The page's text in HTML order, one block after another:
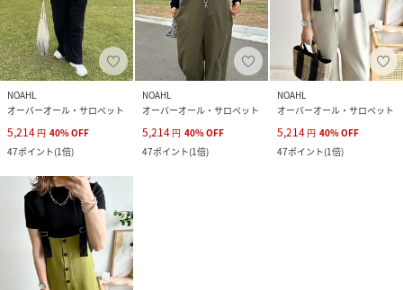
NOAHL
オーバーオール・サロペット
5,214 円 40%OFF
47ポイント(1倍)
NOAHL
オーバーオール・サロペット
5,214 円 40%OFF
47ポイント(1倍)
NOAHL
オーバーオール・サロペット
5,214 円 40%OFF
47ポイント(1倍)